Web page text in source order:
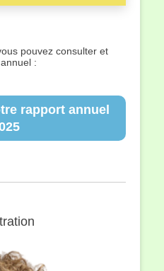
pouvez consulter et
:
rapport annuel